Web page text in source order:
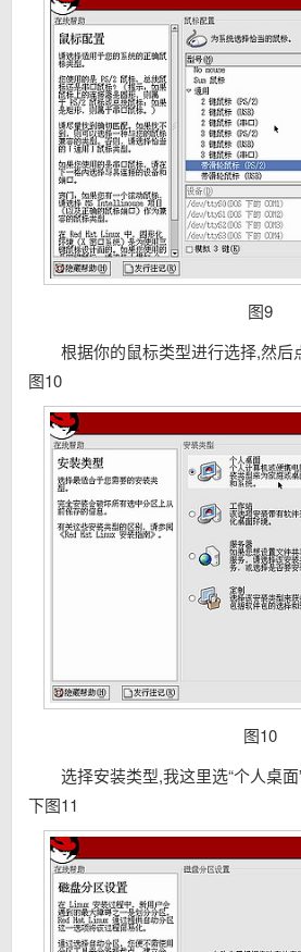
图9
根据你的鼠标类型进行选择,然后
图10
图10
选择安装类型,我这里选“个人桌面
下图11